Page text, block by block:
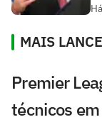
MAIS
Premier
técnicos